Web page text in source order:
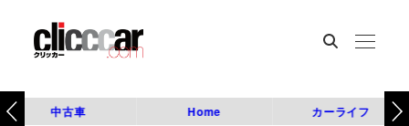
中古車 Home カーライフ